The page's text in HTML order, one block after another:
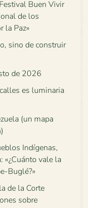
Buen Vivir
de los
la Paz»
sino de construir
de 2026
es luminaria
(un mapa
Indígenas,
«¿Cuánto vale la
Buglé?»
de la Corte
sobre